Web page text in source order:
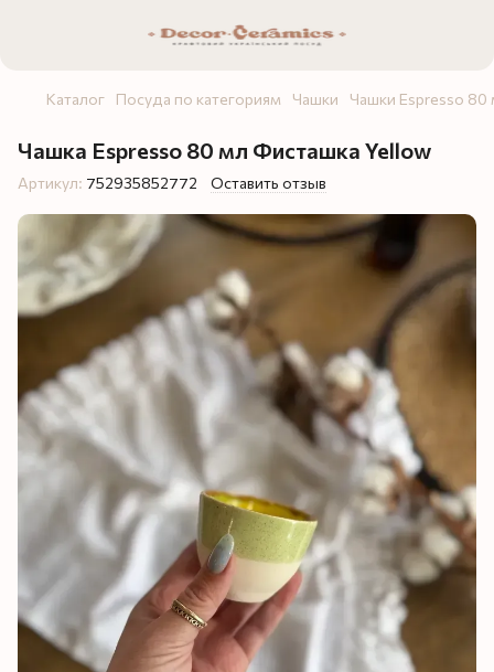
Каталог Посуда по категориям Чашки Чашки Espresso 80
Чашка Espresso 80 мл Фисташка Yellow
Артикул: 752935852772 Оставить отзыв